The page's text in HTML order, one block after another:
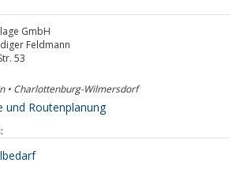
GmbH
Feldmann
53
• Charlottenburg-Wilmersdorf
und Routenplanung